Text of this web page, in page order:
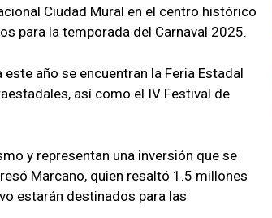
Ciudad Mural en el centro histórico
para la temporada del Carnaval 2025.
año se encuentran la Feria Estadal
así como el IV Festival de
y representan una inversión que se
Marcano, quien resaltó 1.5 millones
estarán destinados para las